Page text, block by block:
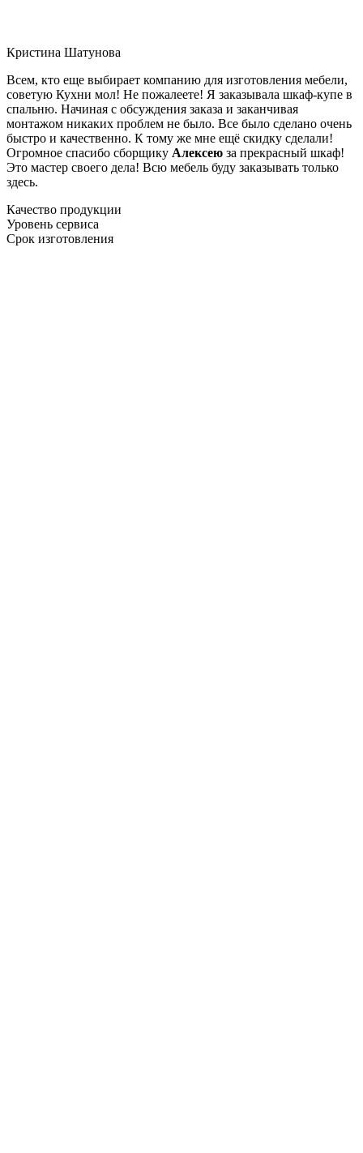
Кристина Шатунова
Всем, кто еще выбирает компанию для изготовления мебели,
советую Кухни мол! Не пожалеете! Я заказывала шкаф-купе в
спальню. Начиная с обсуждения заказа и заканчивая
монтажом никаких проблем не было. Все было сделано очень
быстро и качественно. К тому же мне ещё скидку сделали!
Огромное спасибо сборщику Алексею за прекрасный шкаф!
Это мастер своего дела! Всю мебель буду заказывать только
здесь.
Качество продукции
Уровень сервиса
Срок изготовления